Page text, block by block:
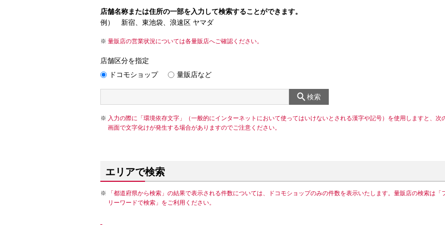
店舗名称または住所の一部を入力して検索することができます。
例） 新宿、東池袋、浪速区 ヤマダ
量販店の営業状況については各量販店へご確認ください。
店舗区分を指定
ドコモショップ
量販店など
検索
入力の際に「環境依存文字」（一般的にインターネットにおいて使ってはいけないとされる漢字や記号）を使用しますと、次
画面で文字化けが発生する場合がありますのでご注意ください。
エリアで検索
「都道府県から検索」の結果で表示される件数については、ドコモショップのみの件数を表示いたします。量販店の検索は「
リーワードで検索」をご利用ください。